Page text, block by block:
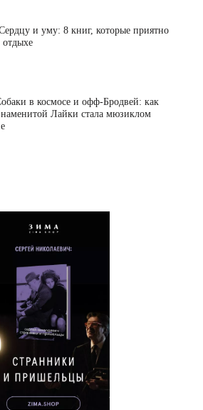
и уму: 8 книг, которые приятно
отдыхе
в космосе и офф-Бродвей: как
Лайки стала мюзиклом